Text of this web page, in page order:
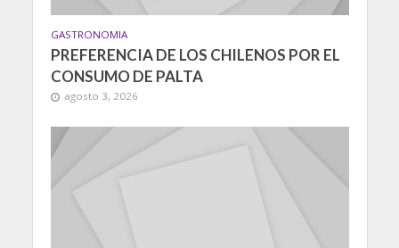
GASTRONOMIA
PREFERENCIA DE LOS CHILENOS POR EL
CONSUMO DE PALTA
agosto 3, 2026